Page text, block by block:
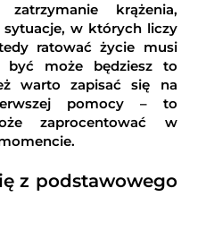
krążenia,
sytuacje, w których liczy
ratować życie musi
może będziesz to
warto zapisać się na
pomocy – to
zaprocentować w
z podstawowego